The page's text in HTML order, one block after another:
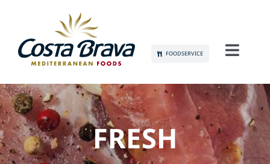
content
FOODSERVICE
CONÓCENOS
SOSTENIBILIDAD
PRODUCTOS
FRESH